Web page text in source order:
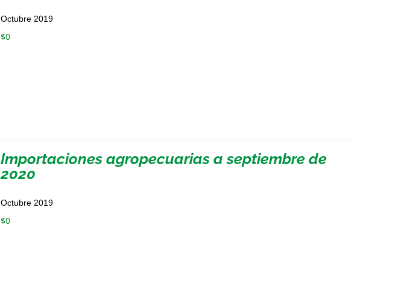
Octubre 2019
$0
Importaciones agropecuarias a septiembre de
2020
Octubre 2019
$0